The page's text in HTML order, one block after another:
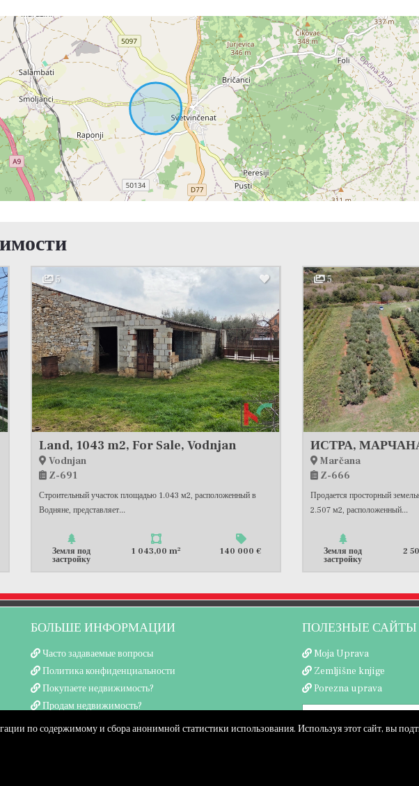
5
Land, 1043 m2, For Sale, Vodnjan
Vodnjan
Z-691
Строительный участок площадью 1.043 м2, расположенный в
Водняне, представляет...
Земля под
застройку
1 043,00 m2 140 000 €
5
Marčana
Z-666
Продается просторный
2.507 м2, расположенный...
Земля под
застройку
2
БОЛЬШЕ ИНФОРМАЦИИ
Часто задаваемые вопросы
Политика конфиденциальности
Покупаете недвижимость?
Продам недвижимость?
ПОЛЕЗНЫЕ САЙТЫ
Moja Uprava
Zemljišne knjige
Porezna uprava
по содержимому и сбора анонимной статистики использования. Используя этот сайт, вы